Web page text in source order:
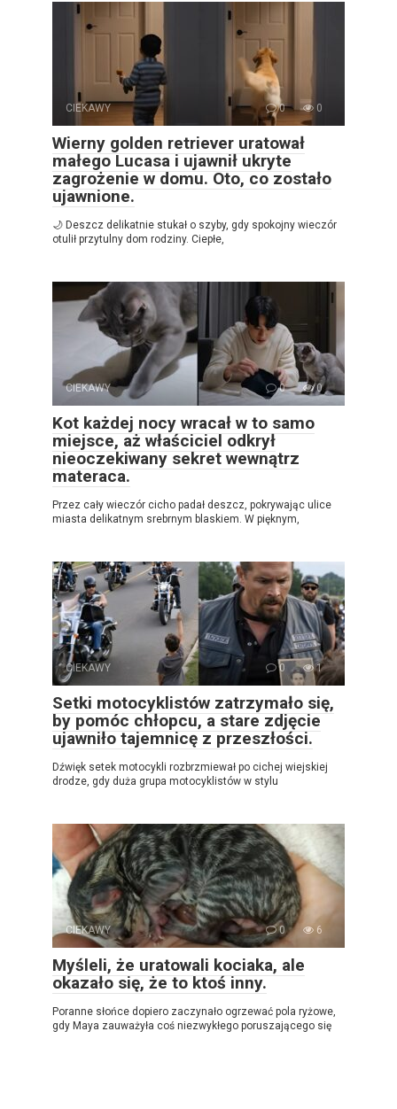
CIEKAWY 0 0
Wierny golden retriever uratował
małego Lucasa i ujawnił ukryte
zagrożenie w domu. Oto, co zostało
ujawnione.
🌙 Deszcz delikatnie stukał o szyby, gdy spokojny wieczór
otulił przytulny dom rodziny. Ciepłe,
CIEKAWY 0 0
Kot każdej nocy wracał w to samo
miejsce, aż właściciel odkrył
nieoczekiwany sekret wewnątrz
materaca.
Przez cały wieczór cicho padał deszcz, pokrywając ulice
miasta delikatnym srebrnym blaskiem. W pięknym,
CIEKAWY 0 1
Setki motocyklistów zatrzymało się,
by pomóc chłopcu, a stare zdjęcie
ujawniło tajemnicę z przeszłości.
Dźwięk setek motocykli rozbrzmiewał po cichej wiejskiej
drodze, gdy duża grupa motocyklistów w stylu
CIEKAWY 0 6
Myśleli, że uratowali kociaka, ale
okazało się, że to ktoś inny.
Poranne słońce dopiero zaczynało ogrzewać pola ryżowe,
gdy Maya zauważyła coś niezwykłego poruszającego się